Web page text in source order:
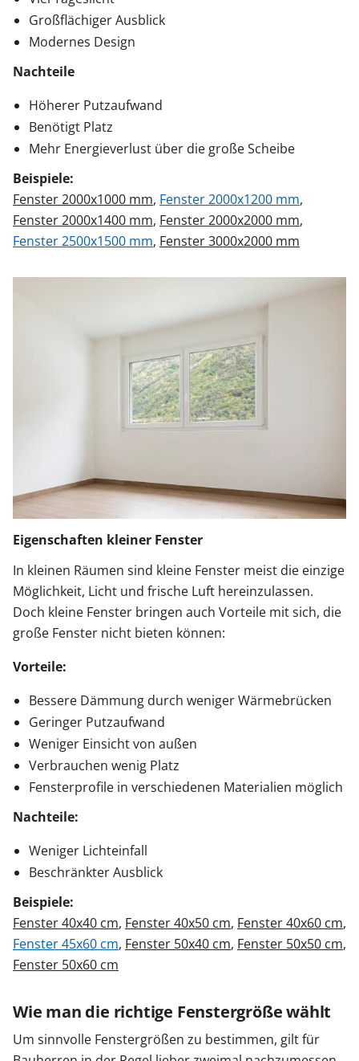
Großflächiger Ausblick
Modernes Design
Nachteile
Höherer Putzaufwand
Benötigt Platz
Mehr Energieverlust über die große Scheibe
Beispiele:
Fenster 2000x1000 mm, Fenster 2000x1200 mm,
Fenster 2000x1400 mm, Fenster 2000x2000 mm,
Fenster 2500x1500 mm, Fenster 3000x2000 mm
Eigenschaften kleiner Fenster
In kleinen Räumen sind kleine Fenster meist die einzige
Möglichkeit, Licht und frische Luft hereinzulassen.
Doch kleine Fenster bringen auch Vorteile mit sich, die
große Fenster nicht bieten können:
Vorteile:
Bessere Dämmung durch weniger Wärmebrücken
Geringer Putzaufwand
Weniger Einsicht von außen
Verbrauchen wenig Platz
Fensterprofile in verschiedenen Materialien möglich
Nachteile:
Weniger Lichteinfall
Beschränkter Ausblick
Beispiele:
Fenster 40x40 cm, Fenster 40x50 cm, Fenster 40x60 cm,
Fenster 45x60 cm, Fenster 50x40 cm, Fenster 50x50 cm,
Fenster 50x60 cm
Wie man die richtige Fenstergröße wählt
Um sinnvolle Fenstergrößen zu bestimmen, gilt für